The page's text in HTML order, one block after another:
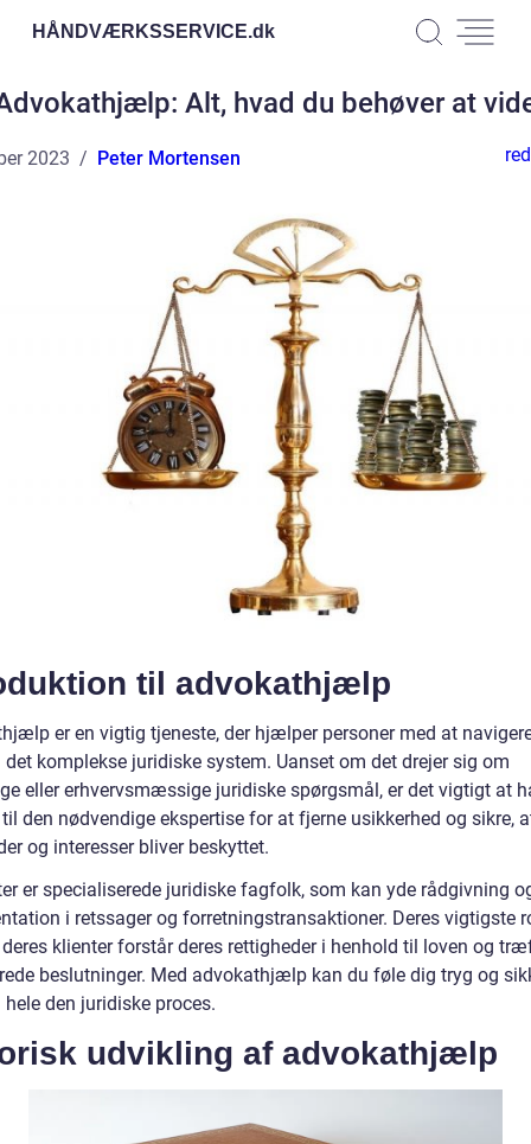
HÅNDVÆRKSSERVICE.dk
Alt, hvad du behøver at
2023 Peter Mortensen
til advokathjælp
er en vigtig tjeneste, der hjælper personer med at
det komplekse juridiske system. Uanset om det drejer sig om
eller erhvervsmæssige juridiske spørgsmål, er det vigtigt at
den nødvendige ekspertise for at fjerne usikkerhed og sikre,
og interesser bliver beskyttet.
er specialiserede juridiske fagfolk, som kan yde rådgivning
i retssager og forretningstransaktioner. Deres vigtigste
klienter forstår deres rettigheder i henhold til loven og
beslutninger. Med advokathjælp kan du føle dig tryg og
hele den juridiske proces.
udvikling af advokathjælp